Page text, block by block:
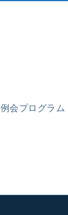
例会プログラム